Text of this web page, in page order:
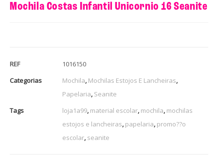
Mochila Costas Infantil Unicornio 16 Seanite
REF
1016150
Categorias
Mochila, Mochilas Estojos E Lancheiras,
Papelaria, Seanite
Tags
loja1a99, material escolar, mochila, mochilas
estojos e lancheiras, papelaria, promo??o
escolar, seanite